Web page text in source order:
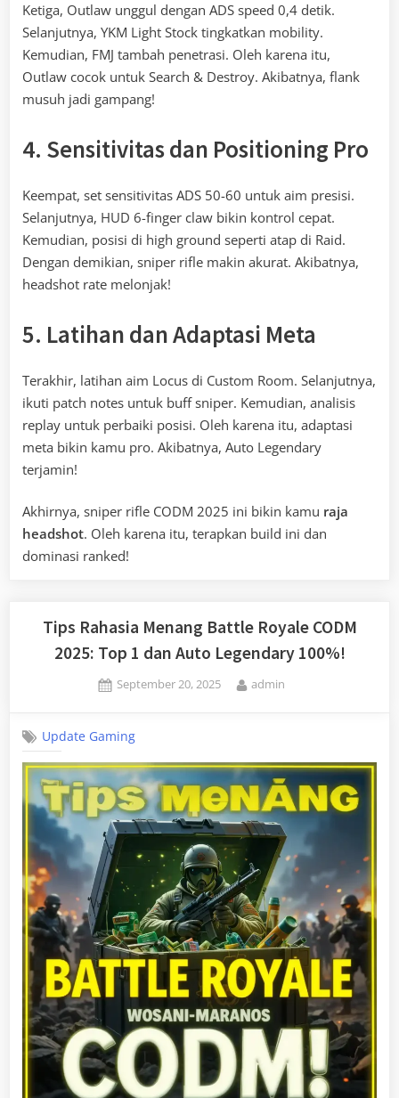
Ketiga, Outlaw unggul dengan ADS speed 0,4 detik.
Selanjutnya, YKM Light Stock tingkatkan mobility.
Kemudian, FMJ tambah penetrasi. Oleh karena itu,
Outlaw cocok untuk Search & Destroy. Akibatnya, flank
musuh jadi gampang!
4. Sensitivitas dan Positioning Pro
Keempat, set sensitivitas ADS 50-60 untuk aim presisi.
Selanjutnya, HUD 6-finger claw bikin kontrol cepat.
Kemudian, posisi di high ground seperti atap di Raid.
Dengan demikian, sniper rifle makin akurat. Akibatnya,
headshot rate melonjak!
5. Latihan dan Adaptasi Meta
Terakhir, latihan aim Locus di Custom Room. Selanjutnya,
ikuti patch notes untuk buff sniper. Kemudian, analisis
replay untuk perbaiki posisi. Oleh karena itu, adaptasi
meta bikin kamu pro. Akibatnya, Auto Legendary
terjamin!
Akhirnya, sniper rifle CODM 2025 ini bikin kamu raja
headshot. Oleh karena itu, terapkan build ini dan
dominasi ranked!
Tips Rahasia Menang Battle Royale CODM
2025: Top 1 dan Auto Legendary 100%!
Posted
September 20, 2025 By
admin
Update Gaming